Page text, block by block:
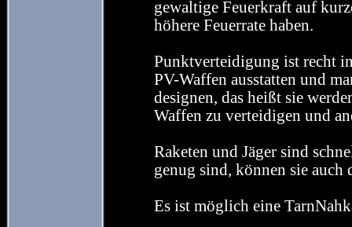
gewaltige Feuerkraft auf
höhere Feuerrate haben.
Punktverteidigung ist recht
PV-Waffen ausstatten und
designen, das heißt sie
Waffen zu verteidigen und
Raketen und Jäger sind
genug sind, können sie
Es ist möglich eine